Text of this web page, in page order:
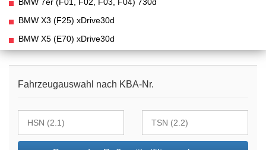
BMW 7er (F01, F02, F03, F04) 730d
BMW X3 (F25) xDrive30d
BMW X5 (E70) xDrive30d
Fahrzeugauswahl nach KBA-Nr.